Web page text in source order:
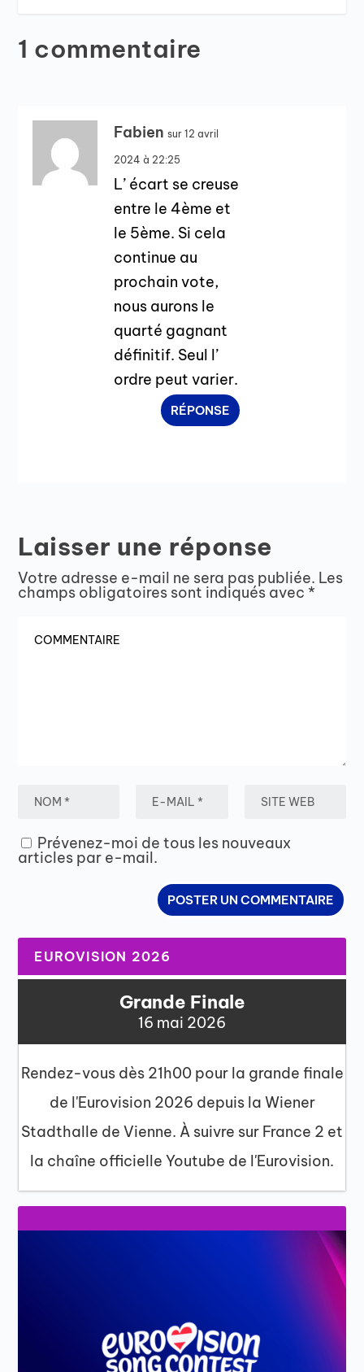
1 commentaire
Fabien sur 12 avril
2024 à 22:25
L’ écart se creuse
entre le 4ème et
le 5ème. Si cela
continue au
prochain vote,
nous aurons le
quarté gagnant
définitif. Seul l’
ordre peut varier.
RÉPONSE
Laisser une réponse
Votre adresse e-mail ne sera pas publiée. Les
champs obligatoires sont indiqués avec *
Prévenez-moi de tous les nouveaux
articles par e-mail.
EUROVISION 2026
Grande Finale
16 mai 2026
Rendez-vous dès 21h00 pour la grande finale
de l'Eurovision 2026 depuis la Wiener
Stadthalle de Vienne. À suivre sur France 2 et
la chaîne officielle Youtube de l'Eurovision.